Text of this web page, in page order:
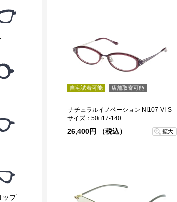
自宅試着可能 店舗取寄可能
ナチュラルイノベーション NI107-VI-S
サイズ：50□17-140
26,400円 （税込） 拡大
ップ